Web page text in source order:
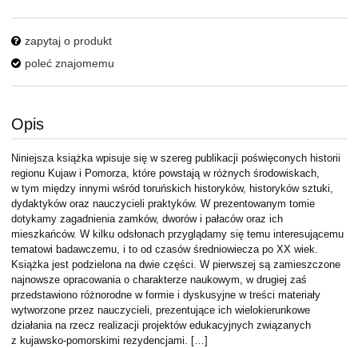
zapytaj o produkt
poleć znajomemu
Opis
Niniejsza książka wpisuje się w szereg publikacji poświęconych historii
regionu Kujaw i Pomorza, które powstają w różnych środowiskach,
w tym między innymi wśród toruńskich historyków, historyków sztuki,
dydaktyków oraz nauczycieli praktyków. W prezentowanym tomie
dotykamy zagadnienia zamków, dworów i pałaców oraz ich
mieszkańców. W kilku odsłonach przyglądamy się temu interesującemu
tematowi badawczemu, i to od czasów średniowiecza po XX wiek.
Książka jest podzielona na dwie części. W pierwszej są zamieszczone
najnowsze opracowania o charakterze naukowym, w drugiej zaś
przedstawiono różnorodne w formie i dyskusyjne w treści materiały
wytworzone przez nauczycieli, prezentujące ich wielokierunkowe
działania na rzecz realizacji projektów edukacyjnych związanych
z kujawsko-pomorskimi rezydencjami. […]